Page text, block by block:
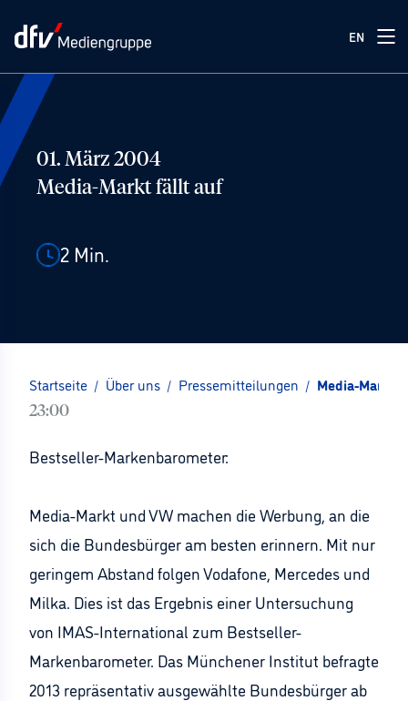
EN
01. März 2004
Media-Markt fällt auf
2 Min.
Startseite / Über uns / Pressemitteilungen / Media-Markt
23:00
Bestseller-Markenbarometer:
Media-Markt und VW machen die Werbung, an die
sich die Bundesbürger am besten erinnern. Mit nur
geringem Abstand folgen Vodafone, Mercedes und
Milka. Dies ist das Ergebnis einer Untersuchung
von IMAS-International zum Bestseller-
Markenbarometer. Das Münchener Institut befragte
2013 repräsentativ ausgewählte Bundesbürger ab